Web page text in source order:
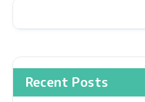
Recent Posts